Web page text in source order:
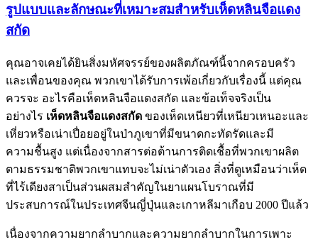
รูปแบบและลักษณะที่เหมาะสมสำหรับเห็ดหลินจือแดง
สกัด
คุณอาจเคยได้ยินสิ่งมหัศจรรย์ของผลิตภัณฑ์นี้จากครอบครัว
และเพื่อนของคุณ พวกเขาได้รับการเพ้อเกี่ยวกับเรื่องนี้ แต่คุณ
ควรจะ อะไรคือเห็ดหลินจือแดงสกัด และข้อเท็จจริงเป็น
อย่างไร เห็ดหลินจือแดงสกัด ของเห็ดเหนียวที่เหนียวเหนอะและ
เหี่ยวหรือเน่าเปื่อยอยู่ในป่าภูเขาที่มีขนาดกะทัดรัดและมี
ความชื้นสูง แต่เนื่องจากสารต่อต้านการติดเชื้อที่พวกเขาผลิต
ตามธรรมชาติพวกเขาแทบจะไม่เน่าตัวเอง สิ่งที่ดูเหมือนว่าเห็ด
ที่ไร้เดียงสาเป็นส่วนผสมสำคัญในยาแผนโบราณที่มี
ประสบการณ์ในประเทศจีนญี่ปุ่นและเกาหลีมาเกือบ 2000 ปีแล้ว
เนื่องจากความยากลำบากและความยากลำบากในการเพาะ